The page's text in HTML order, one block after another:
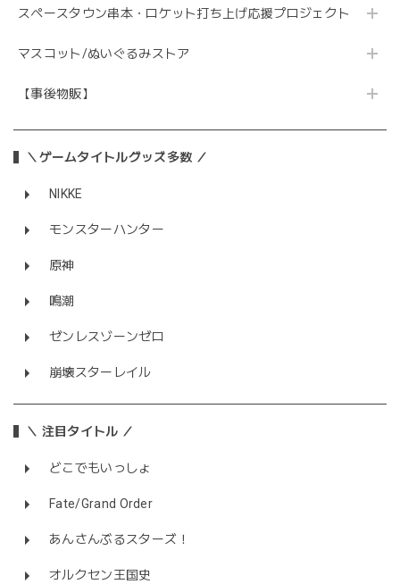
スペースタウン串本・ロケット打ち上げ応援プロジェクト
マスコット/ぬいぐるみストア
【事後物販】
＼ゲームタイトルグッズ多数 ／
NIKKE
モンスターハンター
原神
鳴潮
ゼンレスゾーンゼロ
崩壊スターレイル
＼ 注目タイトル ／
どこでもいっしょ
Fate/Grand Order
あんさんぶるスターズ！
オルクセン王国史